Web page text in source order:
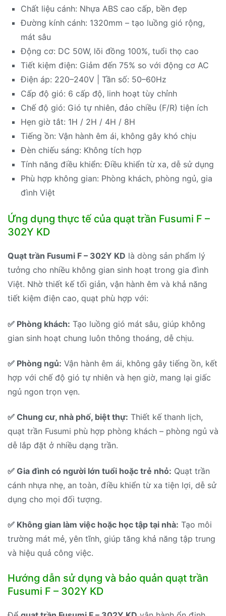
Chất liệu cánh: Nhựa ABS cao cấp, bền đẹp
Đường kính cánh: 1320mm – tạo luồng gió rộng,
mát sâu
Động cơ: DC 50W, lõi đồng 100%, tuổi thọ cao
Tiết kiệm điện: Giảm đến 75% so với động cơ AC
Điện áp: 220–240V | Tần số: 50–60Hz
Cấp độ gió: 6 cấp độ, linh hoạt tùy chỉnh
Chế độ gió: Gió tự nhiên, đảo chiều (F/R) tiện ích
Hẹn giờ tắt: 1H / 2H / 4H / 8H
Tiếng ồn: Vận hành êm ái, không gây khó chịu
Đèn chiếu sáng: Không tích hợp
Tính năng điều khiển: Điều khiển từ xa, dễ sử dụng
Phù hợp không gian: Phòng khách, phòng ngủ, gia
đình Việt
Ứng dụng thực tế của quạt trần Fusumi F –
302Y KD
Quạt trần Fusumi F – 302Y KD là dòng sản phẩm lý
tưởng cho nhiều không gian sinh hoạt trong gia đình
Việt. Nhờ thiết kế tối giản, vận hành êm và khả năng
tiết kiệm điện cao, quạt phù hợp với:
✅ Phòng khách: Tạo luồng gió mát sâu, giúp không
gian sinh hoạt chung luôn thông thoáng, dễ chịu.
✅ Phòng ngủ: Vận hành êm ái, không gây tiếng ồn, kết
hợp với chế độ gió tự nhiên và hẹn giờ, mang lại giấc
ngủ ngon trọn vẹn.
✅ Chung cư, nhà phố, biệt thự: Thiết kế thanh lịch,
quạt trần Fusumi phù hợp phòng khách – phòng ngủ và
dễ lắp đặt ở nhiều dạng trần.
✅ Gia đình có người lớn tuổi hoặc trẻ nhỏ: Quạt trần
cánh nhựa nhẹ, an toàn, điều khiển từ xa tiện lợi, dễ sử
dụng cho mọi đối tượng.
✅ Không gian làm việc hoặc học tập tại nhà: Tạo môi
trường mát mẻ, yên tĩnh, giúp tăng khả năng tập trung
và hiệu quả công việc.
Hướng dẫn sử dụng và bảo quản quạt trần
Fusumi F – 302Y KD